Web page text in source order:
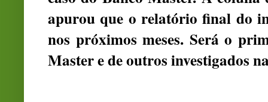
apurou que o relatório final do
nos próximos meses. Será o
Master e de outros investigados